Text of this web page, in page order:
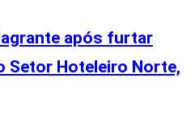
após furtar
Setor Hoteleiro Norte,